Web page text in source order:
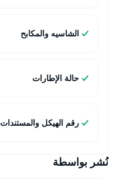
الشاسيه والمكابح
حالة الإطارات
رقم الهيكل والمستندات
نُشر بواسطة